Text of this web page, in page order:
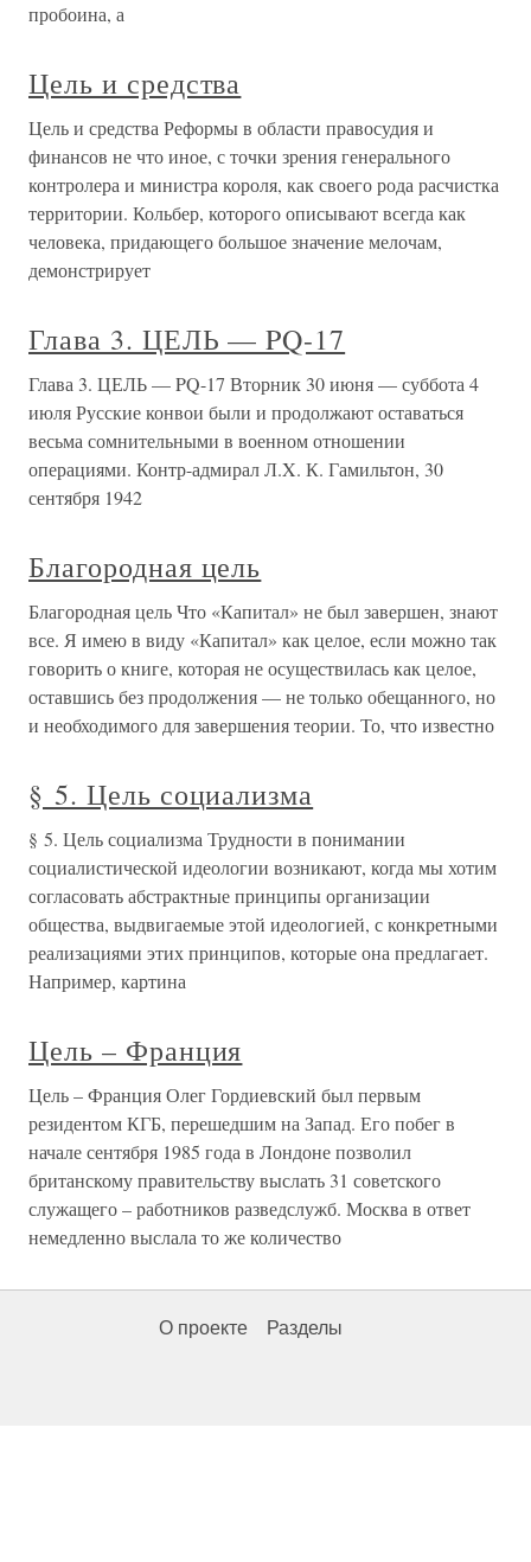
пробоина, а
Цель и средства
Цель и средства Реформы в области правосудия и
финансов не что иное, с точки зрения генерального
контролера и министра короля, как своего рода расчистка
территории. Кольбер, которого описывают всегда как
человека, придающего большое значение мелочам,
демонстрирует
Глава 3. ЦЕЛЬ — PQ-17
Глава 3. ЦЕЛЬ — PQ-17 Вторник 30 июня — суббота 4
июля Русские конвои были и продолжают оставаться
весьма сомнительными в военном отношении
операциями. Контр-адмирал Л.X. К. Гамильтон, 30
сентября 1942
Благородная цель
Благородная цель Что «Капитал» не был завершен, знают
все. Я имею в виду «Капитал» как целое, если можно так
говорить о книге, которая не осуществилась как целое,
оставшись без продолжения — не только обещанного, но
и необходимого для завершения теории. То, что известно
§ 5. Цель социализма
§ 5. Цель социализма Трудности в понимании
социалистической идеологии возникают, когда мы хотим
согласовать абстрактные принципы организации
общества, выдвигаемые этой идеологией, с конкретными
реализациями этих принципов, которые она предлагает.
Например, картина
Цель – Франция
Цель – Франция Олег Гордиевский был первым
резидентом КГБ, перешедшим на Запад. Его побег в
начале сентября 1985 года в Лондоне позволил
британскому правительству выслать 31 советского
служащего – работников разведслужб. Москва в ответ
немедленно выслала то же количество
О проекте Разделы